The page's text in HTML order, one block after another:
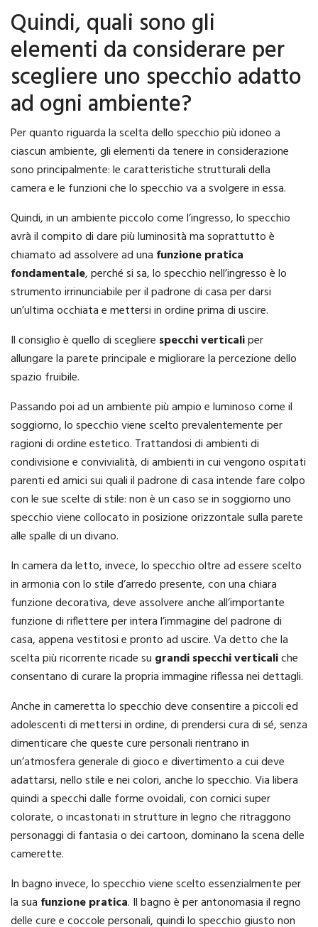
Quindi, quali sono gli
elementi da considerare per
scegliere uno specchio adatto
ad ogni ambiente?
Per quanto riguarda la scelta dello specchio più idoneo a
ciascun ambiente, gli elementi da tenere in considerazione
sono principalmente: le caratteristiche strutturali della
camera e le funzioni che lo specchio va a svolgere in essa.
Quindi, in un ambiente piccolo come l’ingresso, lo specchio
avrà il compito di dare più luminosità ma soprattutto è
chiamato ad assolvere ad una funzione pratica
fondamentale, perché si sa, lo specchio nell’ingresso è lo
strumento irrinunciabile per il padrone di casa per darsi
un’ultima occhiata e mettersi in ordine prima di uscire.
Il consiglio è quello di scegliere specchi verticaliper
allungare la parete principale e migliorare la percezione dello
spazio fruibile.
Passando poi ad un ambiente più ampio e luminoso come il
soggiorno, lo specchio viene scelto prevalentemente per
ragioni di ordine estetico. Trattandosi di ambienti di
condivisione e convivialità, di ambienti in cui vengono ospitati
parenti ed amici sui quali il padrone di casa intende fare colpo
con le sue scelte di stile: non è un caso se in soggiorno uno
specchio viene collocato in posizione orizzontale sulla parete
alle spalle di un divano.
In camera da letto, invece, lo specchio oltre ad essere scelto
in armonia con lo stile d’arredo presente, con una chiara
funzione decorativa, deve assolvere anche all’importante
funzione di riflettere per intera l’immagine del padrone di
casa, appena vestitosi e pronto ad uscire. Va detto che la
scelta più ricorrente ricade su grandi specchi verticaliche
consentano di curare la propria immagine riflessa nei dettagli.
Anche in cameretta lo specchio deve consentire a piccoli ed
adolescenti di mettersi in ordine, di prendersi cura di sé, senza
dimenticare che queste cure personali rientrano in
un’atmosfera generale di gioco e divertimento a cui deve
adattarsi, nello stile e nei colori, anche lo specchio. Via libera
quindi a specchi dalle forme ovoidali, con cornici super
colorate, o incastonati in strutture in legno che ritraggono
personaggi di fantasia o dei cartoon, dominano la scena delle
camerette.
In bagno invece, lo specchio viene scelto essenzialmente per
la sua funzione pratica. Il bagno è per antonomasia il regno
delle cure e coccole personali, quindi lo specchio giusto non